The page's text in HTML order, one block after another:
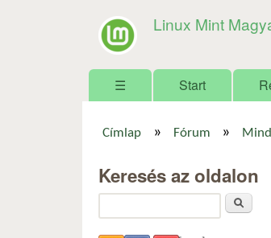
Linux Mint
Főmenü
☰ Start
Címlap » Fórum »
Keresés az oldalon